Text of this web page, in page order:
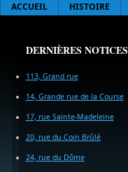
ACCUEIL HISTOIRE
DERNIÈRES NOTICES
113, Grand rue
14, Grande rue de la Course
17, rue Sainte-Madeleine
20, rue du Coin Brûlé
24, rue du Dôme